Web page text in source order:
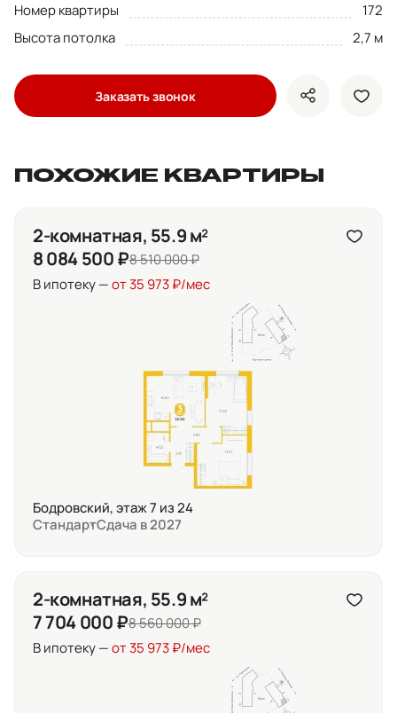
Номер квартиры
172
Высота потолка
2,7 м
Заказать звонок показать
ПОХОЖИЕ КВАРТИРЫ
2-комнатная, 55.9 м²
8 084 500 ₽8 510 000 ₽
В ипотеку —от 35 973 ₽/мес
Бодровский, этаж 7 из 24
СтандартСдача в 2027
2-комнатная, 55.9 м²
7 704 000 ₽8 560 000 ₽
В ипотеку —от 35 973 ₽/мес